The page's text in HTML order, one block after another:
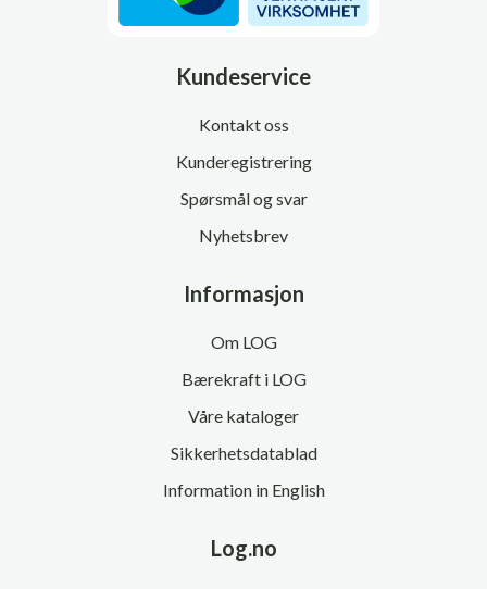
Kundeservice
Kontakt oss
Kunderegistrering
Spørsmål og svar
Nyhetsbrev
Informasjon
Om LOG
Bærekraft i LOG
Våre kataloger
Sikkerhetsdatablad
Information in English
Log.no